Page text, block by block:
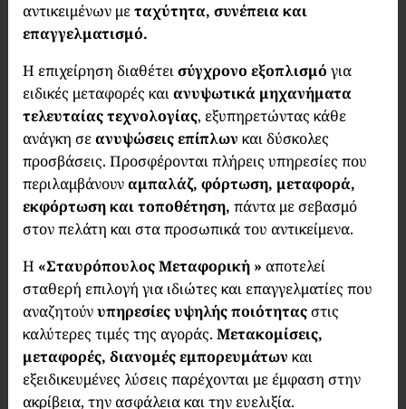
αντικειμένων μεταχύτητα, συνέπεια και
επαγγελματισμό.
Η επιχείρηση διαθέτεισύγχρονο εξοπλισμό για
ειδικές μεταφορές καιανυψωτικά μηχανήματα
τελευταίας τεχνολογίας, εξυπηρετώντας κάθε
ανάγκη σεανυψώσεις επίπλων και δύσκολες
προσβάσεις. Προσφέρονται πλήρεις υπηρεσίες που
περιλαμβάνουναμπαλάζ, φόρτωση, μεταφορά,
εκφόρτωση και τοποθέτηση, πάντα με σεβασμό
στον πελάτη και στα προσωπικά του αντικείμενα.
Η «Σταυρόπουλος Μεταφορική » αποτελεί
σταθερή επιλογή για ιδιώτες και επαγγελματίες που
αναζητούνυπηρεσίες υψηλής ποιότηταςστις
καλύτερες τιμές της αγοράς. Μετακομίσεις,
μεταφορές, διανομές εμπορευμάτων και
εξειδικευμένες λύσεις παρέχονται με έμφαση στην
ακρίβεια, την ασφάλεια και την ευελιξία.